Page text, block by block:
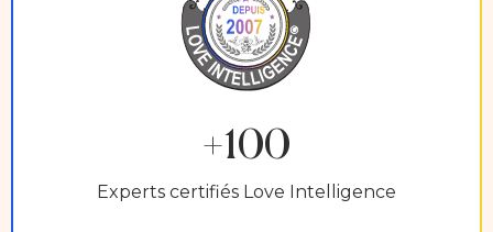
+100
Experts certifiés Love Intelligence